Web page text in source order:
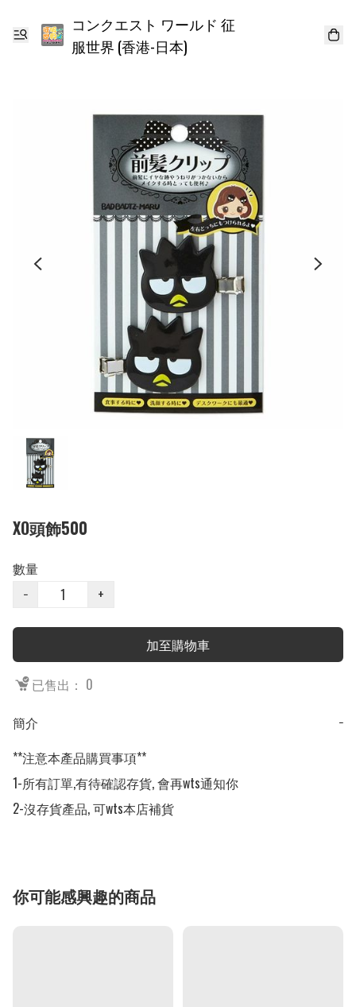
コンクエスト ワールド 征
服世界 (香港-日本)
XO頭飾500
數量
−
+
加至購物車
已售出： 0
簡介
−
**注意本產品購買事項**
1-所有訂單,有待確認存貨, 會再wts通知你
2-沒存貨產品, 可wts本店補貨
你可能感興趣的商品